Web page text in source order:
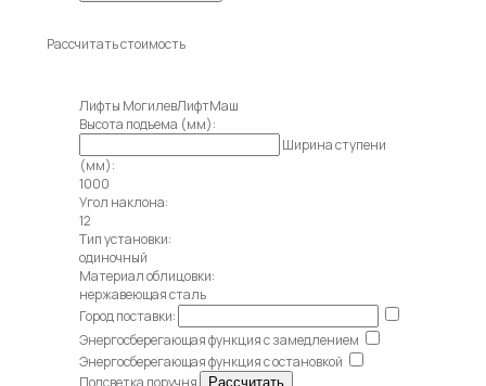
Рассчитать стоимость
Лифты МогилевЛифтМаш
Высота подъема (мм):
Ширина ступени
(мм):
1000
Угол наклона:
12
Тип установки:
одиночный
Материал облицовки:
нержавеющая сталь
Город поставки:
Энергосберегающая функция с замедлением
Энергосберегающая функция с остановкой
Подсветка поручня